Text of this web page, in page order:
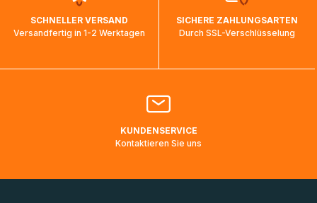
ankommen und von der dortigen Zustellorganisation weiter
bearbeitet werden.
Bitte kontaktieren Sie denKundenservicefalls Ihr Paket
Lieferadressen in Deutschland oder Europa mehrere Tage
SCHNELLER VERSAND
Versandfertig in 1-2 Werktagen
SICHERE ZAHLUNGSARTEN
Durch SSL-Verschlüsselung
KUNDENSERVICE
Kontaktieren Sie uns